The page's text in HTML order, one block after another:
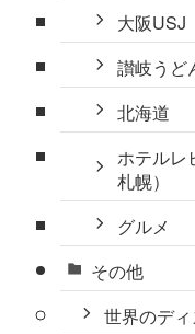
大阪USJ
讃岐うど
北海道
ホテルレ
札幌）
グルメ
その他
世界のデ